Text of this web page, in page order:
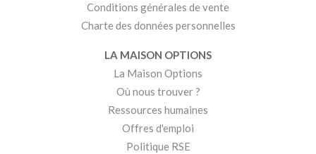
Conditions générales de vente
Charte des données personnelles
LA MAISON OPTIONS
La Maison Options
Où nous trouver ?
Ressources humaines
Offres d'emploi
Politique RSE